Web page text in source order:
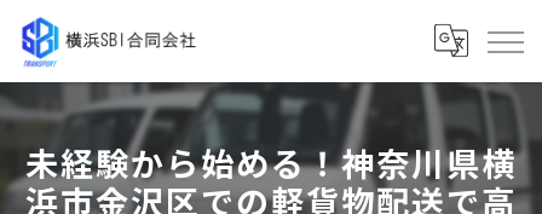
未経験から始める！神奈川県横
浜市金沢区での軽貨物配送で高